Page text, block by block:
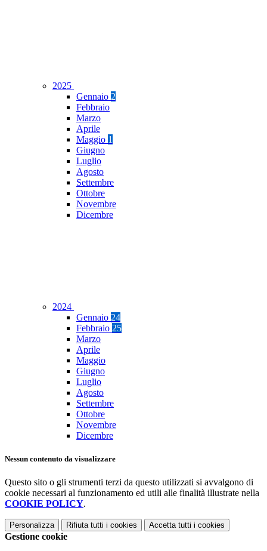
2025
Gennaio 2
Febbraio
Marzo
Aprile
Maggio 1
Giugno
Luglio
Agosto
Settembre
Ottobre
Novembre
Dicembre
2024
Gennaio 24
Febbraio 25
Marzo
Aprile
Maggio
Giugno
Luglio
Agosto
Settembre
Ottobre
Novembre
Dicembre
Nessun contenuto da visualizzare
Questo sito o gli strumenti terzi da questo utilizzati si avvalgono di
cookie necessari al funzionamento ed utili alle finalità illustrate nella
COOKIE POLICY.
Personalizza Rifiuta tutti i cookies Accetta tutti i cookies
Gestione cookie